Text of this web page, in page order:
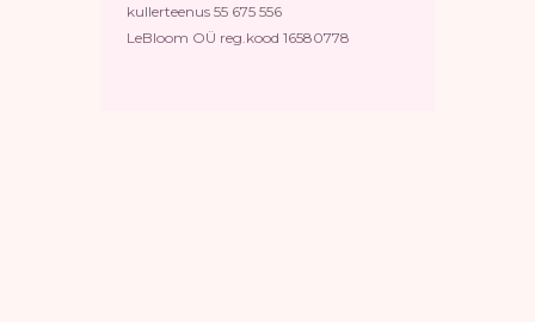
kullerteenus 55 675 556
LeBloom OÜ reg.kood 16580778